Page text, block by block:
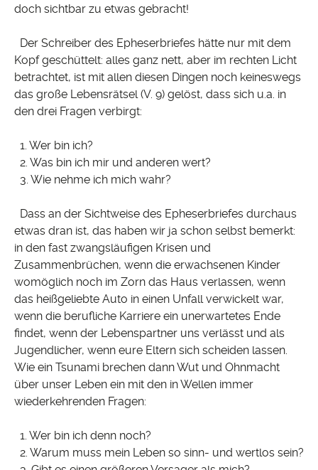
doch sichtbar zu etwas gebracht!
Der Schreiber des Epheserbriefes hätte nur mit dem
Kopf geschüttelt: alles ganz nett, aber im rechten Licht
betrachtet, ist mit allen diesen Dingen noch keineswegs
das große Lebensrätsel (V. 9) gelöst, dass sich u.a. in
den drei Fragen verbirgt:
1. Wer bin ich?
2. Was bin ich mir und anderen wert?
3. Wie nehme ich mich wahr?
Dass an der Sichtweise des Epheserbriefes durchaus
etwas dran ist, das haben wir ja schon selbst bemerkt:
in den fast zwangsläufigen Krisen und
Zusammenbrüchen, wenn die erwachsenen Kinder
womöglich noch im Zorn das Haus verlassen, wenn
das heißgeliebte Auto in einen Unfall verwickelt war,
wenn die berufliche Karriere ein unerwartetes Ende
findet, wenn der Lebenspartner uns verlässt und als
Jugendlicher, wenn eure Eltern sich scheiden lassen.
Wie ein Tsunami brechen dann Wut und Ohnmacht
über unser Leben ein mit den in Wellen immer
wiederkehrenden Fragen:
1. Wer bin ich denn noch?
2. Warum muss mein Leben so sinn- und wertlos sein?